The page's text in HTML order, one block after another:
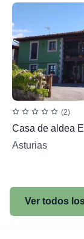
(2)
Casa de aldea
Asturias
Ver todos